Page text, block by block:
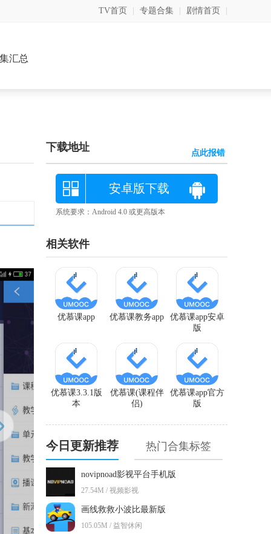
TV首页 专题合集 剧情首页
汇总
下载地址 点此报错
安卓版下载
系统要求：Android 4.0 或更高版本
相关软件
优慕课app安卓
版
优慕课教务app
优慕课app
优慕课app官方
版
优慕课(课程伴
侣)
优慕课3.3.1版
本
今日更新推荐 热门合集标签
novipnoad影视平台手机版
27.54M / 视频影视
画线救救小波比最新版
105.05M / 益智休闲